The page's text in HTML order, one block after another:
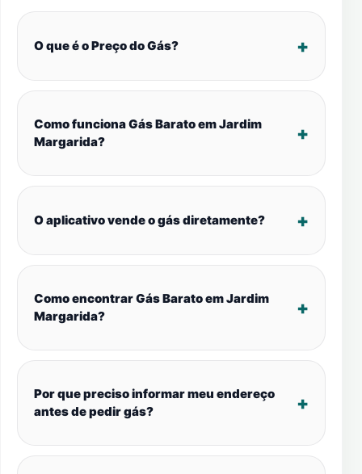
O que é o Preço do Gás?
Como funciona Gás Barato em Jardim
Margarida?
O aplicativo vende o gás diretamente?
Como encontrar Gás Barato em Jardim
Margarida?
Por que preciso informar meu endereço
antes de pedir gás?